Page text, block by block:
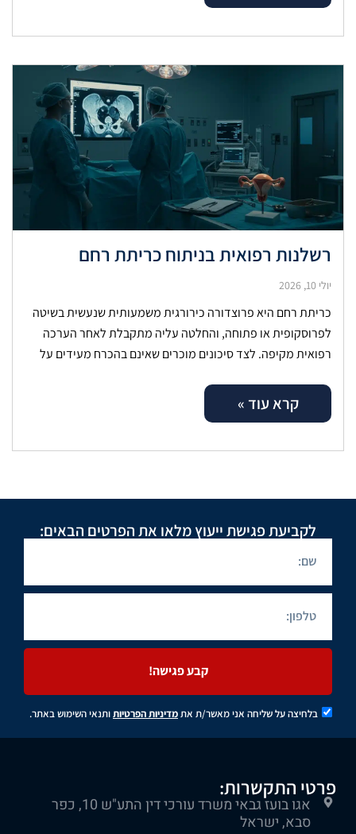
רשלנות רפואית בניתוח כריתת רחם
יולי 10, 2026
כריתת רחם היא פרוצדורה כירורגית משמעותית שנעשית בשיטה
לפרוסקופית או פתוחה, והחלטה עליה מתקבלת לאחר הערכה
רפואית מקיפה. לצד סיכונים מוכרים שאינם בהכרח מעידים על
קרא עוד »
לקביעת פגישת ייעוץ מלאו את הפרטים הבאים:
בלחיצה על שליחה אני מאשר/ת אתמדיניות הפרטיותותנאי השימוש באתר.
קבע פגישה!
פרטי התקשרות:
אגו בועז גבאי משרד עורכי דין התע"ש 10, כפר
סבא, ישראל